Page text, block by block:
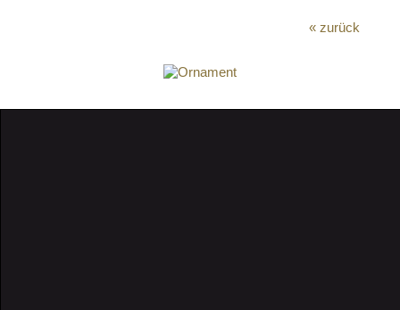
« zurück